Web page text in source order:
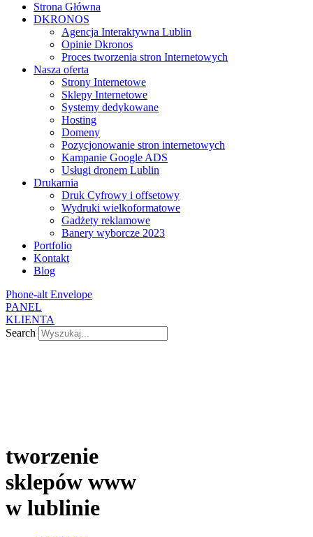
Strona Główna
DKRONOS
️Agencja Interaktywna Lublin
Opinie Dkronos
Proces tworzenia stron Internetowych
Nasza oferta
Strony Internetowe
Sklepy Internetowe
Systemy dedykowane
Hosting
Domeny
Pozycjonowanie stron internetowych
Kampanie Google ADS
Usługi dronem Lublin
Drukarnia
Druk Cyfrowy i offsetowy
Wydruki wielkoformatowe
Gadżety reklamowe
Banery wyborcze 2023
Portfolio
Kontakt
Blog
Phone-alt Envelope
PANEL
KLIENTA
Search
tworzenie
sklepów www
w lublinie